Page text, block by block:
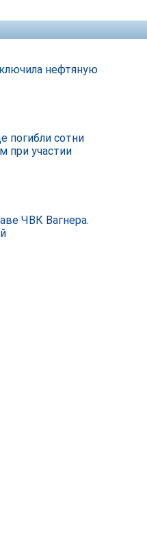
нефтяную
погибли сотни
при участии
ЧВК Вагнера.